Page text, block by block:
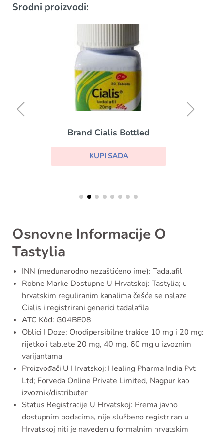
Srodni proizvodi:
Brand Cialis Bottled
KUPI SADA
Osnovne Informacije O
Tastylia
INN (međunarodno nezaštićeno ime): Tadalafil
Robne Marke Dostupne U Hrvatskoj: Tastylia; u
hrvatskim reguliranim kanalima češće se nalaze
Cialis i registrirani generici tadalafila
ATC Kôd: G04BE08
Oblici I Doze: Orodipersibilne trakice 10 mg i 20 mg;
rijetko i tablete 20 mg, 40 mg, 60 mg u izvoznim
varijantama
Proizvođači U Hrvatskoj: Healing Pharma India Pvt
Ltd; Forveda Online Private Limited, Nagpur kao
izvoznik/distributer
Status Registracije U Hrvatskoj: Prema javno
dostupnim podacima, nije službeno registriran u
Hrvatskoj niti je naveden u formalnim hrvatskim